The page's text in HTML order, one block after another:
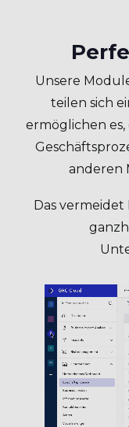
Unsere
teilen sich
ermöglichen
anderen
Das